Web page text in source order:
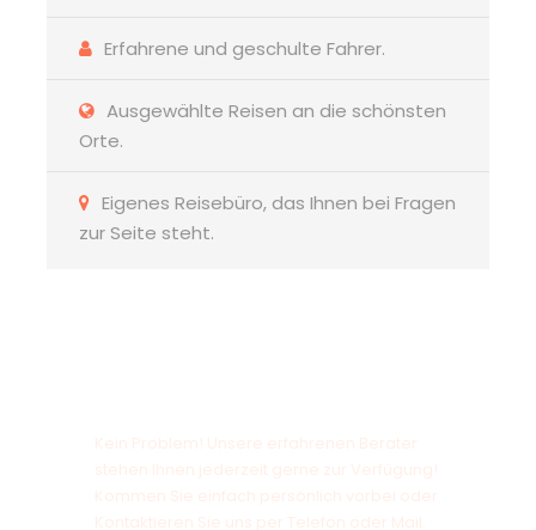
Erfahrene und geschulte Fahrer.
Ausgewählte Reisen an die schönsten
Orte.
Eigenes Reisebüro, das Ihnen bei Fragen
zur Seite steht.